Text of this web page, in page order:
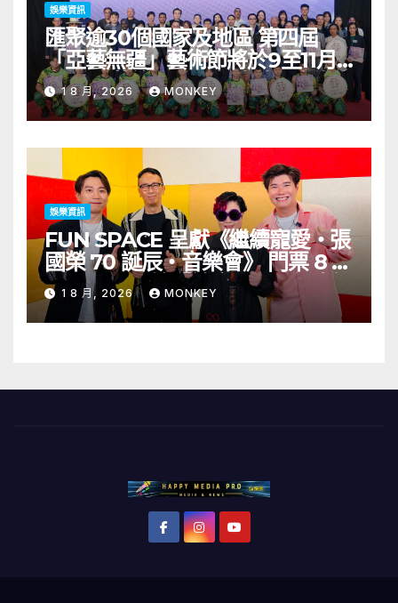
娛樂資訊
匯聚逾30個國家及地區 第四屆
「亞藝無疆」藝術節將於9至11月
舉行 開幕節目《三角演義》音樂會
演出陣容包括王雙駿夥拍恭碩良 聯
同來自蒙古的Uuhai、韓國的
KARDI和泰國的KIKI震懾舞台
1 8 月, 2026 MONKEY
娛樂資訊
FUN SPACE 呈獻《繼續寵愛・張
國榮 70 誕辰・音樂會》 門票 8 月
1 日至 10 日於「健康．旦」優先訂
購
1 8 月, 2026 MONKEY